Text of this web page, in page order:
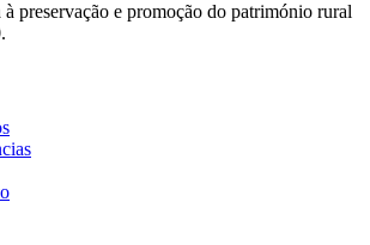
à preservação e promoção do património rural